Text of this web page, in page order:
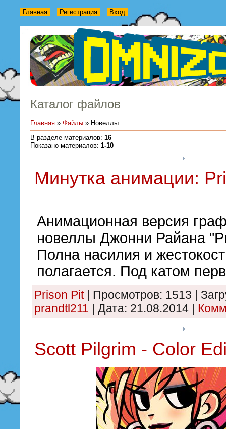
Главная Регистрация Вход
Каталог файлов
Главная » Файлы » Новеллы
В разделе материалов: 16
Показано материалов: 1-10
Минутка анимации:
Анимационная версия
новеллы Джонни Райана
Полна насилия и
полагается. Под катом
Prison Pit| Просмотров: 1513 |
prandtl211 | Дата: 21.08.2014 |
Scott Pilgrim - Color